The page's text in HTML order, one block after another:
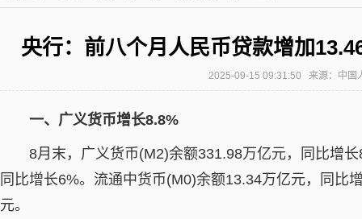
央行：前八个月人民币贷款增加
2025-09-15 09:31:50 来源：中
一、广义货币增长8.8%
8月末，广义货币(M2)余额331.98万亿元，同比增
同比增长6%。流通中货币(M0)余额13.34万亿元，同比
元。